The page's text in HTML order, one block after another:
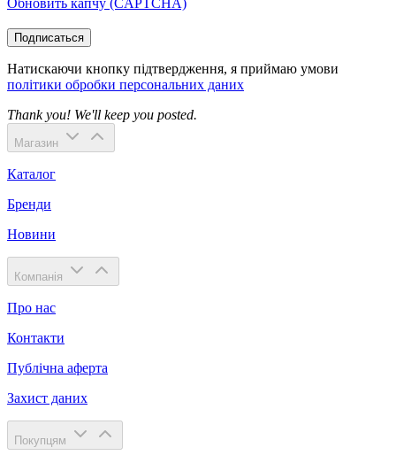
Обновить капчу (CAPTCHA)
Подписаться
Натискаючи кнопку підтвердження, я приймаю умови
політики обробки персональних даних
Thank you! We'll keep you posted.
Магазин
Каталог
Бренди
Новини
Компанія
Про нас
Контакти
Публічна аферта
Захист даних
Покупцям